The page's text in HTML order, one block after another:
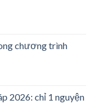
chương trình
2026: chỉ 1 nguyện